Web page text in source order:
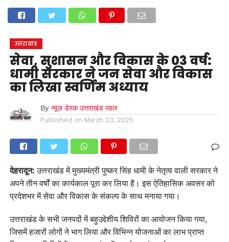
देहरादूननैनीताल
मनोरंजन
उत्तराखंड
सेवा, सुशासन और विकास के 03 वर्ष:
धामी सरकार ने जन सेवा और विकास
का लिखा स्वर्णिम अध्याय
By न्यूज़ डेस्क उत्तराखंड पहल
Published on March 23, 2025
देहरादून:उत्तराखंड में मुख्यमंत्री पुष्कर सिंह धामी के नेतृत्व वाली सरकार ने
अपने तीन वर्षों का कार्यकाल पूरा कर लिया है। इस ऐतिहासिक अवसर को
प्रदेशभर में सेवा और विकास के संकल्प के साथ मनाया गया।
उत्तराखंड के सभी जनपदों में बहुउद्देशीय शिविरों का आयोजन किया गया,
जिसमें हजारों लोगों ने भाग लिया और विभिन्न योजनाओं का लाभ प्राप्त